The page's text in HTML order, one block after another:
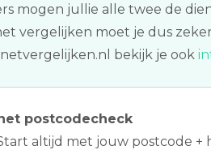
mogen jullie alle twee de
vergelijken moet je dus
bekijk je ook
postcodecheck
altijd met jouw postcode +